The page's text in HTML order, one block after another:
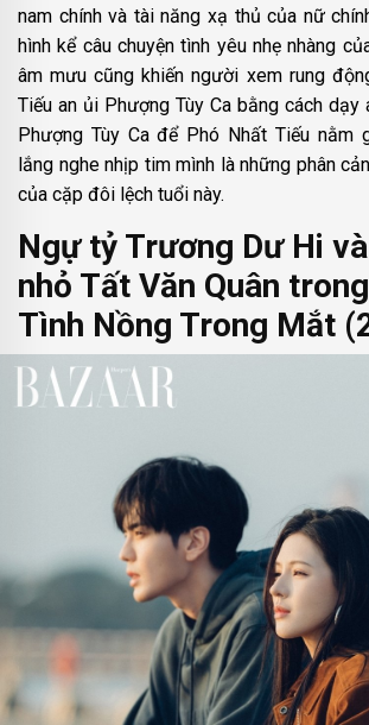
nam chính và tài năng xạ thủ của nữ
hình kể câu chuyện tình yêu nhẹ nhàng
âm mưu cũng khiến người xem rung
Tiếu an ủi Phượng Tùy Ca bằng cách dạy
Phượng Tùy Ca để Phó Nhất Tiếu nằm
lắng nghe nhịp tim mình là những phân
của cặp đôi lệch tuổi này.
Ngự tỷ Trương Dư Hi
nhỏ Tất Văn Quân
Tình Nồng Trong Mắt